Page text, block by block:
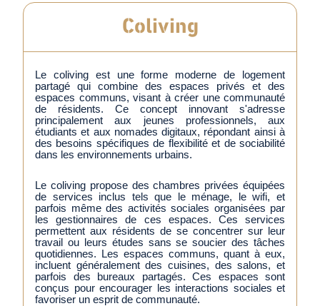
Coliving
Le coliving est une forme moderne de logement
partagé qui combine des espaces privés et des
espaces communs, visant à créer une communauté
de résidents. Ce concept innovant s'adresse
principalement aux jeunes professionnels, aux
étudiants et aux nomades digitaux, répondant ainsi à
des besoins spécifiques de flexibilité et de sociabilité
dans les environnements urbains.
Le coliving propose des chambres privées équipées
de services inclus tels que le ménage, le wifi, et
parfois même des activités sociales organisées par
les gestionnaires de ces espaces. Ces services
permettent aux résidents de se concentrer sur leur
travail ou leurs études sans se soucier des tâches
quotidiennes. Les espaces communs, quant à eux,
incluent généralement des cuisines, des salons, et
parfois des bureaux partagés. Ces espaces sont
conçus pour encourager les interactions sociales et
favoriser un esprit de communauté.